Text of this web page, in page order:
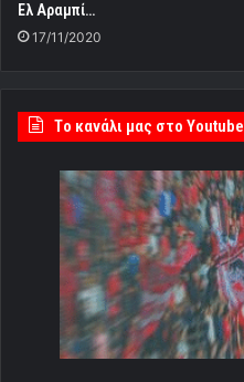
Ελ Αραμπί…
17/11/2020
Tο κανάλι μας στο Youtube